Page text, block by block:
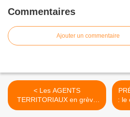
Commentaires
Ajouter un commentaire
< Les AGENTS
TERRITORIAUX en grève
et en manifestation pour
: le